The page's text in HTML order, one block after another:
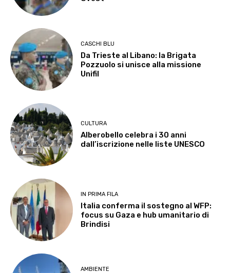
CASCHI BLU
Da Trieste al Libano: la Brigata
Pozzuolo si unisce alla missione
Unifil
CULTURA
Alberobello celebra i 30 anni
dall’iscrizione nelle liste UNESCO
IN PRIMA FILA
Italia conferma il sostegno al WFP:
focus su Gaza e hub umanitario di
Brindisi
AMBIENTE